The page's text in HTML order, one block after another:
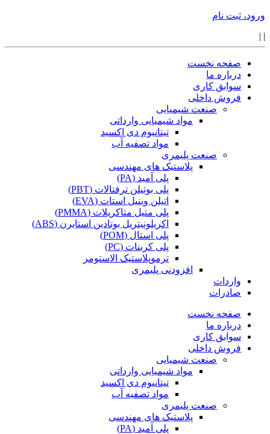
ورود، ثبت نام
|
|
صفحه نخست
درباره ما
سوابق کاری
فروش داخلی
صنعت شیمیایی
مواد شیمیایی وارداتی
تیتانیوم دی اکسید
مواد تصفیه آب
صنعت پلیمری
پلاستیک های مهندسی
پلی آمید (PA)
پلی بوتیلن ترفتالات (PBT)
اتیلن وینیل استات (EVA)
پلی متیل متاکریلات (PMMA)
اکریلونیتریل بوتادین استایرن (ABS)
پلی استال (POM)
پلی کربنات (PC)
ترموپلاستیک الاستومر
افزودنی پلیمری
واردات
صادرات
صفحه نخست
درباره ما
سوابق کاری
فروش داخلی
صنعت شیمیایی
مواد شیمیایی وارداتی
تیتانیوم دی اکسید
مواد تصفیه آب
صنعت پلیمری
پلاستیک های مهندسی
پلی آمید (PA)